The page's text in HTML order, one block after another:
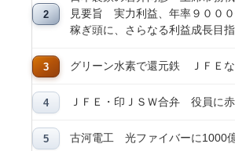
見要旨 実力利益、年率９００
稼ぎ頭に、さらなる利益成長目
グリーン水素で還元鉄 ＪＦＥ
ＪＦＥ・印ＪＳＷ合弁 役員に
古河電工 光ファイバーに1000